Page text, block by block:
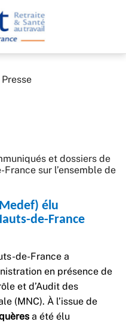
Presse
et dossiers de
sur l’ensemble de
élu
de-France
de-France a
en présence de
et d’Audit des
(MNC). À l’issue de
a été élu